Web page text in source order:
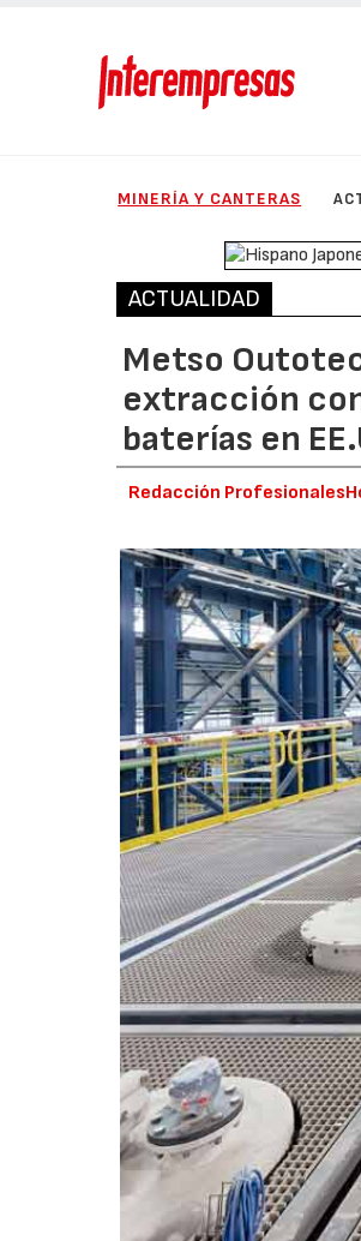
MINERÍA Y CANTERAS
ACTUALIDAD
Metso
extracción
baterías en
Redacción